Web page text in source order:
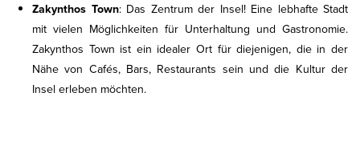
Zakynthos Town: Das Zentrum der Insel! Eine lebhafte Stadt
mit vielen Möglichkeiten für Unterhaltung und Gastronomie.
Zakynthos Town ist ein idealer Ort für diejenigen, die in der
Nähe von Cafés, Bars, Restaurants sein und die Kultur der
Insel erleben möchten.